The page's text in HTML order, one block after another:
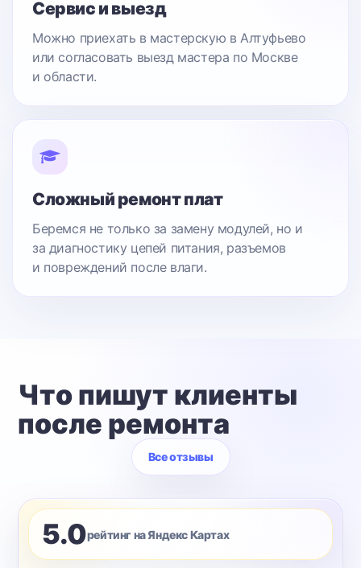
Сервис и выезд
Можно приехать в мастерскую в Алтуфьево
или согласовать выезд мастера по Москве
и области.
Сложный ремонт плат
Беремся не только за замену модулей, но и
за диагностику цепей питания, разъемов
и повреждений после влаги.
Что пишут клиенты
после ремонта
Все отзывы
5.0рейтинг на Яндекс Картах